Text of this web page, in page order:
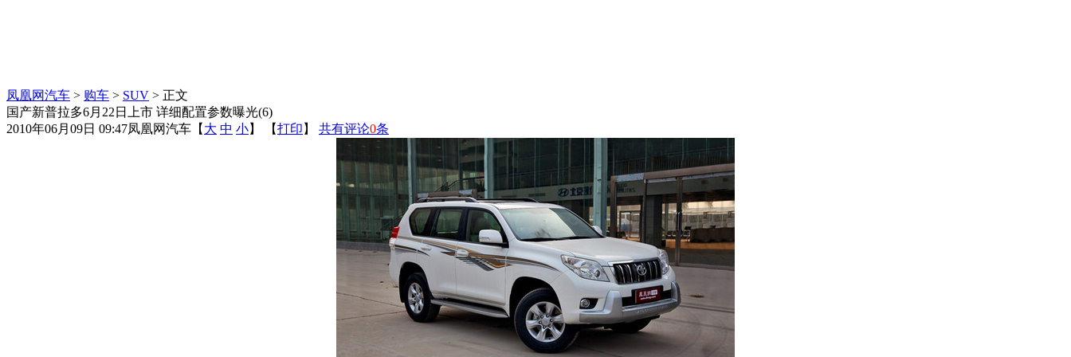
凤凰网汽车 > 购车 > SUV > 正文
国产新普拉多6月22日上市 详细配置参数曝光(6)
2010年06月09日 09:47凤凰网汽车 【 大 中 小】 【打印 】 共有评论0条